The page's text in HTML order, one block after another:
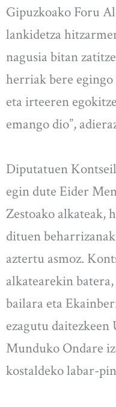
Gipuzkoako Foru
lankidetza
nagusia bitan
herriak bere
eta irteeren
emango dio”,
Diputatuen
egin dute Eider
Zestoako alkateak,
dituen
aztertu asmoz.
alkatearekin
bailara eta
ezagutu
Munduko Ondare
kostaldeko labar-